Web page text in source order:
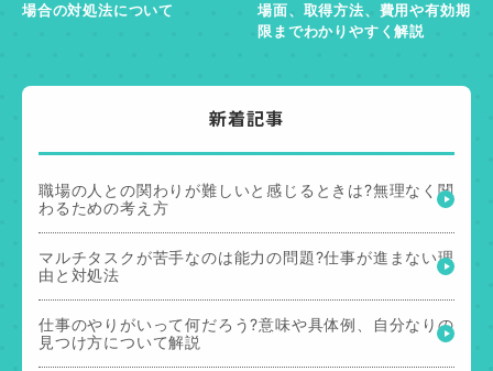
場合の対処法について
場面、取得方法、費用や有効期
限までわかりやすく解説
新着記事
職場の人との関わりが難しいと感じるときは?無理なく関
わるための考え方
マルチタスクが苦手なのは能力の問題?仕事が進まない理
由と対処法
仕事のやりがいって何だろう?意味や具体例、自分なりの
見つけ方について解説